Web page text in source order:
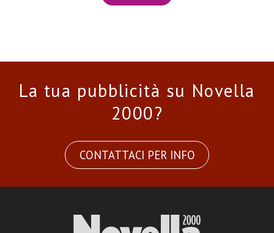
La tua pubblicità su Novella
2000?
CONTATTACI PER INFO